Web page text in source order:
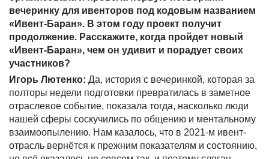
вечеринку для ивенторов под кодовым названием
«Ивент-Баран». В этом году проект получит
продолжение. Расскажите, когда пройдет новый
«Ивент-Баран», чем он удивит и порадует своих
участников?
Игорь Лютенко: Да, история с вечеринкой, которая за
полторы недели подготовки превратилась в заметное
отраслевое событие, показала тогда, насколько люди
нашей сферы соскучились по общению и ментальному
взаимоопылению. Нам казалось, что в 2021-м ивент-
отрасль вернётся к прежним показателям и состоянию,